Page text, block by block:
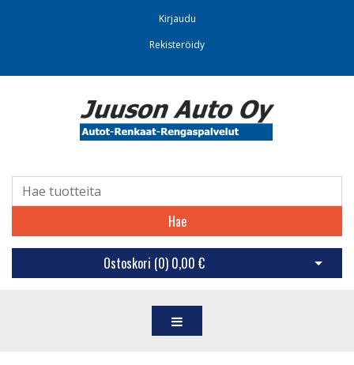
Kirjaudu
Rekisteröidy
Hae
Ostoskori (0) 0,00 € Avaa